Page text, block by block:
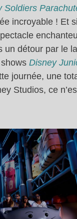
Soldiers
incroyable ! Et
un détour par le
Disney
journée, une
Studios, ce